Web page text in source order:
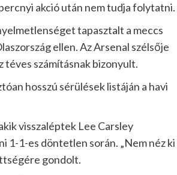
akció után nem tudja folytatni.
tapasztalt a meccs
ellen. Az Arsenal szélsője
téves számításnak bizonyult.
hosszú sérülések listáján a havi
visszaléptek Lee Carsley
1-1-es döntetlen során. „Nem néz ki
gondolt.